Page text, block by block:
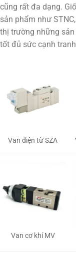
cũng rất đa dạng.
sản phẩm như
thị trường những
tốt đủ sức cạnh
Van điện từ SZA
Van cơ khí MV